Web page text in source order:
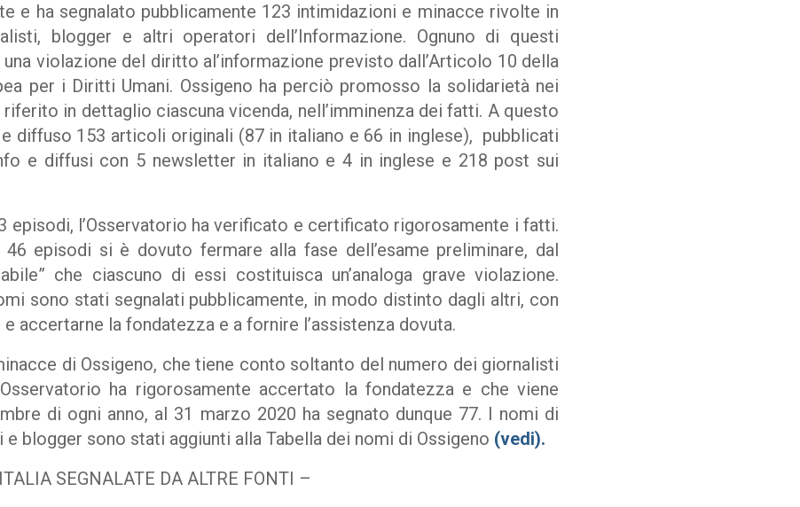
e ha segnalato pubblicamente 123 intimidazioni e minacce rivolte in
blogger e altri operatori dell’Informazione. Ognuno di questi
violazione del diritto al’informazione previsto dall’Articolo 10 della
per i Diritti Umani. Ossigeno ha perciò promosso la solidarietà nei
in dettaglio ciascuna vicenda, nell’imminenza dei fatti. A questo
diffuso 153 articoli originali (87 in italiano e 66 in inglese), pubblicati
e diffusi con 5 newsletter in italiano e 4 in inglese e 218 post sui
episodi, l’Osservatorio ha verificato e certificato rigorosamente i fatti.
episodi si è dovuto fermare alla fase dell’esame preliminare, dal
che ciascuno di essi costituisca un’analoga grave violazione.
sono stati segnalati pubblicamente, in modo distinto dagli altri, con
e accertarne la fondatezza e a fornire l’assistenza dovuta.
di Ossigeno, che tiene conto soltanto del numero dei giornalisti
ha rigorosamente accertato la fondatezza e che viene
di ogni anno, al 31 marzo 2020 ha segnato dunque 77. I nomi di
blogger sono stati aggiunti alla Tabella dei nomi di Ossigeno (vedi).
SEGNALATE DA ALTRE FONTI –